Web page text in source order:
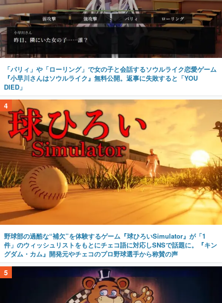
「パリィ」や「ローリング」で女の子と会話するソウルライク恋愛ゲーム
『小早川さんはソウルライク』無料公開。返事に失敗すると「YOU
DIED」
4
野球部の過酷な“補欠”を体験するゲーム『球ひろいSimulator』が「1
件」のウィッシュリストをもとにチェコ語に対応しSNSで話題に。『キン
グダム・カム』開発元やチェコのプロ野球選手から称賛の声
5